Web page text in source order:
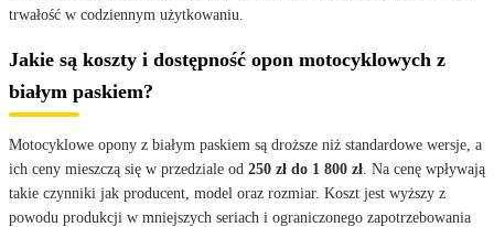
trwałość w codziennym użytkowaniu.
Jakie są koszty i dostępność opon motocyklowych z
białym paskiem?
Motocyklowe opony z białym paskiem są droższe niż standardowe wersje, a
ich ceny mieszczą się w przedziale od 250 zł do 1 800 zł . Na cenę wpływają
takie czynniki jak producent, model oraz rozmiar. Koszt jest wyższy z
powodu produkcji w mniejszych seriach i ograniczonego zapotrzebowania